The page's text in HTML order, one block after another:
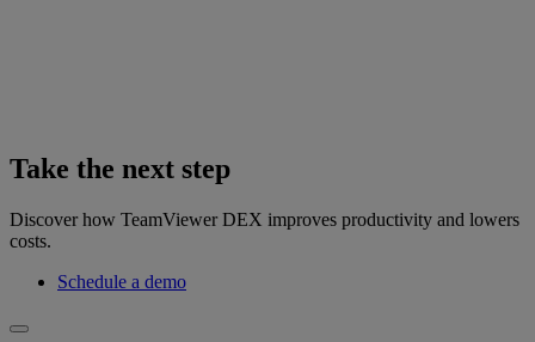
Take the next step
Discover how TeamViewer DEX improves productivity and lowers
costs.
Schedule a demo